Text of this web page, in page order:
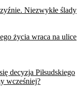
Niezwykłe ślady
życia wraca na ulice
decyzja Piłsudskiego
wcześniej?